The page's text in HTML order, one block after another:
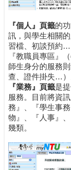
導
技
術
論
壇
產
業
專
欄
『個人』頁籤的
訊，與學生相關
習檔、初談預約…
『教職員專區』
師生身分的服務
查、證件掛失…）
『業務』頁籤是
服務。目前將資
務』、『學生事
物』、『人事』
幾類。